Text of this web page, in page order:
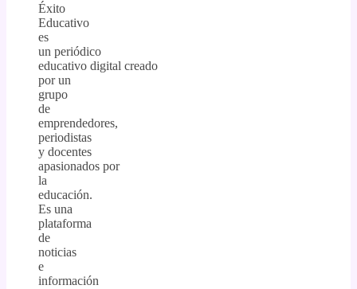
Éxito
Educativo
es
un periódico
educativo digital creado
por un
grupo
de
emprendedores,
periodistas
y docentes
apasionados por
la
educación.
Es una
plataforma
de
noticias
e
información